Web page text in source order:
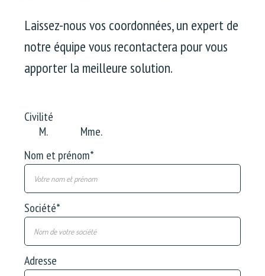
Laissez-nous vos coordonnées, un expert de
notre équipe vous recontactera pour vous
apporter la meilleure solution.
Civilité
M.
Mme.
Nom et prénom*
Société*
Adresse